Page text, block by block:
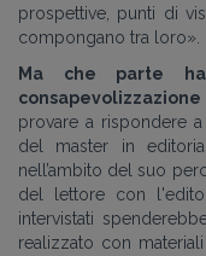
prospettive, punti di
compongano tra loro».
Ma che parte
provare a rispondere
del master in
nell’ambito del suo
del lettore con
intervistati
realizzato con